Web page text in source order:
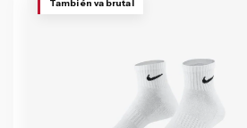
También va brutal